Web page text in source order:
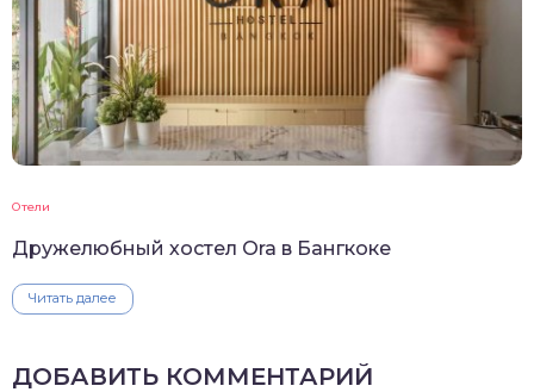
Отели
Дружелюбный хостел Ora в Бангкоке
Читать далее
ДОБАВИТЬ КОММЕНТАРИЙ